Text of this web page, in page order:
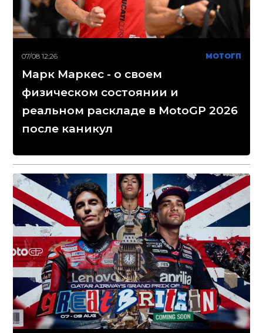
07/08 12:26 МОТОГП
Марк Маркес - о своем
физическом состоянии и
реальном раскладе в MotoGP 2026
после каникул